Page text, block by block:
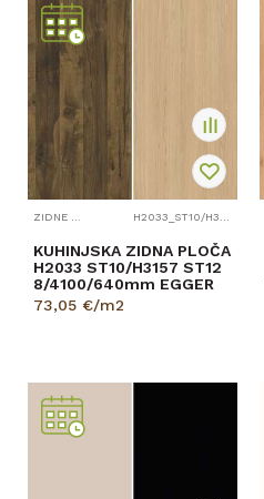
KUHINJSKA ZIDNA PLOČA
H2033 ST10/H3157 ST12
8/4100/640mm EGGER
73,05 €/m2